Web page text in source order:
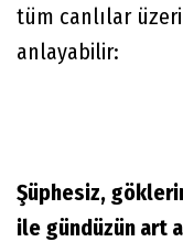
tüm canlılar
anlayabilir:
Şüphesiz,
ile gündüzün art